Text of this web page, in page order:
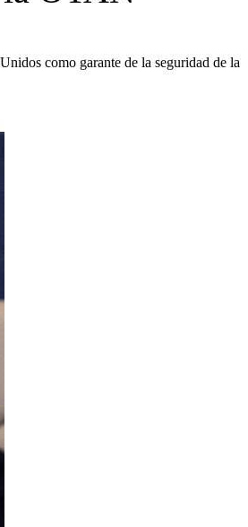
como garante de la seguridad de la